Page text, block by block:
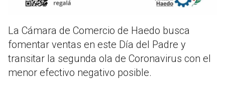
La Cámara de Comercio de Haedo busca
fomentar ventas en este Día del Padre y
transitar la segunda ola de Coronavirus con el
menor efectivo negativo posible.